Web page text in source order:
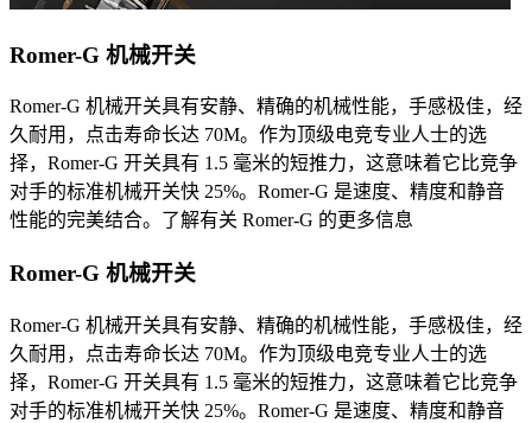
Romer-G 机械开关
Romer-G 机械开关具有安静、精确的机械性能，手感极佳，经
久耐用，点击寿命长达 70M。作为顶级电竞专业人士的选
择，Romer-G 开关具有 1.5 毫米的短推力，这意味着它比竞争
对手的标准机械开关快 25%。Romer-G 是速度、精度和静音
性能的完美结合。了解有关 Romer-G 的更多信息
Romer-G 机械开关
Romer-G 机械开关具有安静、精确的机械性能，手感极佳，经
久耐用，点击寿命长达 70M。作为顶级电竞专业人士的选
择，Romer-G 开关具有 1.5 毫米的短推力，这意味着它比竞争
对手的标准机械开关快 25%。Romer-G 是速度、精度和静音